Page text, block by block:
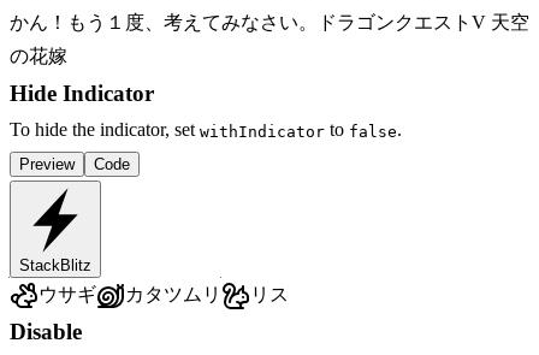
かん！もう１度、考えてみなさい。
ドラゴンクエストV 天空
の花嫁
Hide Indicator
To hide the indicator, set withIndicator to false.
Preview Code
StackBlitz
ウサギ カタツムリ リス
Disable